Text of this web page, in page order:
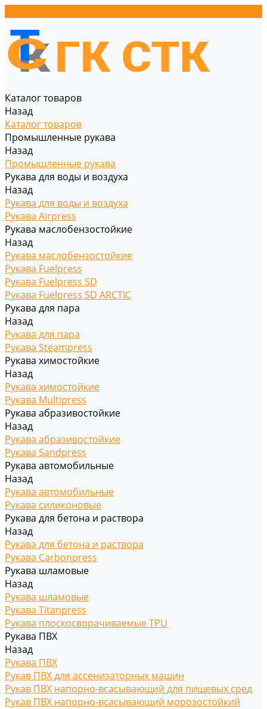
Каталог товаров
Назад
Каталог товаров
Промышленные рукава
Назад
Промышленные рукава
Рукава для воды и воздуха
Назад
Рукава для воды и воздуха
Рукава Airpress
Рукава маслобензостойкие
Назад
Рукава маслобензостойкие
Рукава Fuelpress
Рукава Fuelpress SD
Рукава Fuelpress SD ARCTIC
Рукава для пара
Назад
Рукава для пара
Рукава Steampress
Рукава химостойкие
Назад
Рукава химостойкие
Рукава Multipress
Рукава абразивостойкие
Назад
Рукава абразивостойкие
Рукава Sandpress
Рукава автомобильные
Назад
Рукава автомобильные
Рукава силиконовые
Рукава для бетона и раствора
Назад
Рукава для бетона и раствора
Рукава Carbonpress
Рукава шламовые
Назад
Рукава шламовые
Рукава Titanpress
Рукава плоскосворачиваемые TPU
Рукава ПВХ
Назад
Рукава ПВХ
Рукав ПВХ для ассенизаторных машин
Рукав ПВХ напорно-всасывающий для пищевых сред
Рукав ПВХ напорно-всасывающий морозостойкий